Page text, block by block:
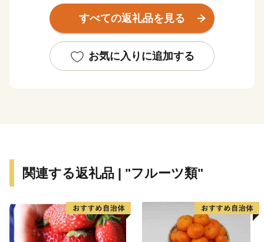
すべての返礼品を見る
お気に入りに追加する
関連する返礼品 | "フルーツ類"